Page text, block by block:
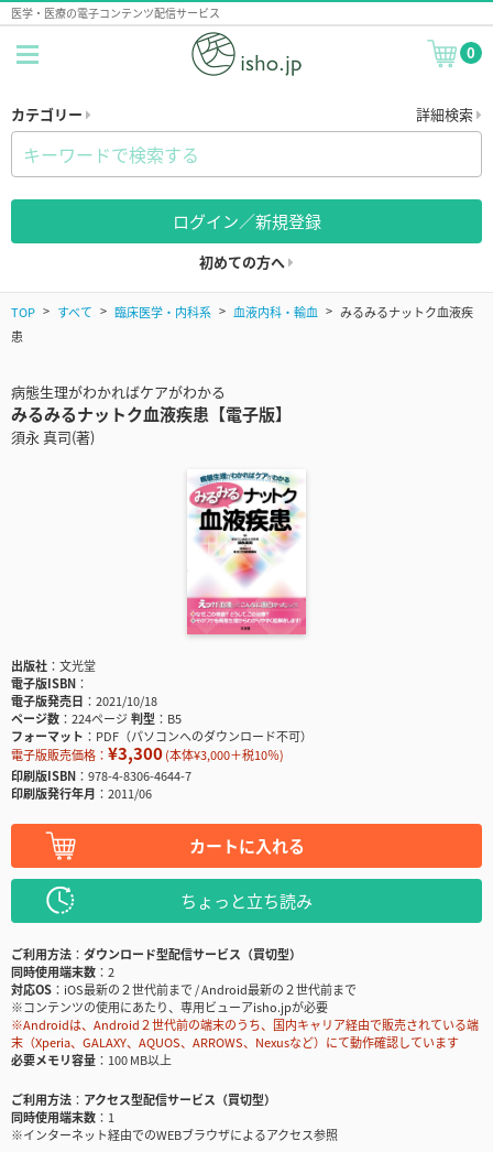
医学・医療の電子コンテンツ配信サービス
0
カテゴリー 詳細検索
ログイン／新規登録
初めての方へ
TOP すべて 臨床医学・内科系 血液内科・輸血
みるみるナットク血液疾
患
病態生理がわかればケアがわかる
みるみるナットク血液疾患【電子版】
須永 真司(著)
出版社
文光堂
電子版ISBN
電子版発売日
2021/10/18
ページ数
224ページ判型
B5
フォーマット
PDF（パソコンへのダウンロード不可）
電子版販売価格： ¥3,300(本体¥3,000＋税10％)
印刷版ISBN
978-4-8306-4644-7
印刷版発行年月
2011/06
カートに入れる
ちょっと立ち読み
ご利用方法
ダウンロード型配信サービス（買切型）
同時使用端末数
2
対応OS
iOS最新の２世代前まで / Android最新の２世代前まで
※コンテンツの使用にあたり、専用ビューアisho.jpが必要
※Androidは、Android２世代前の端末のうち、国内キャリア経由で販売されている端
末（Xperia、GALAXY、AQUOS、ARROWS、Nexusなど）にて動作確認しています
必要メモリ容量
100 MB以上
ご利用方法
アクセス型配信サービス（買切型）
同時使用端末数
1
※インターネット経由でのWEBブラウザによるアクセス参照